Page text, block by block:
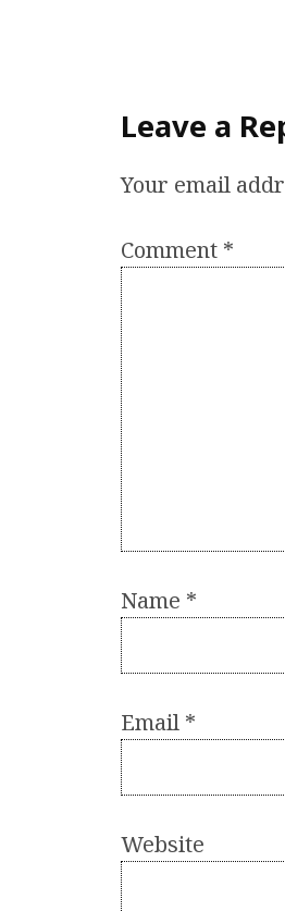
Leave a
Your email
Comment *
Name *
Email *
Website